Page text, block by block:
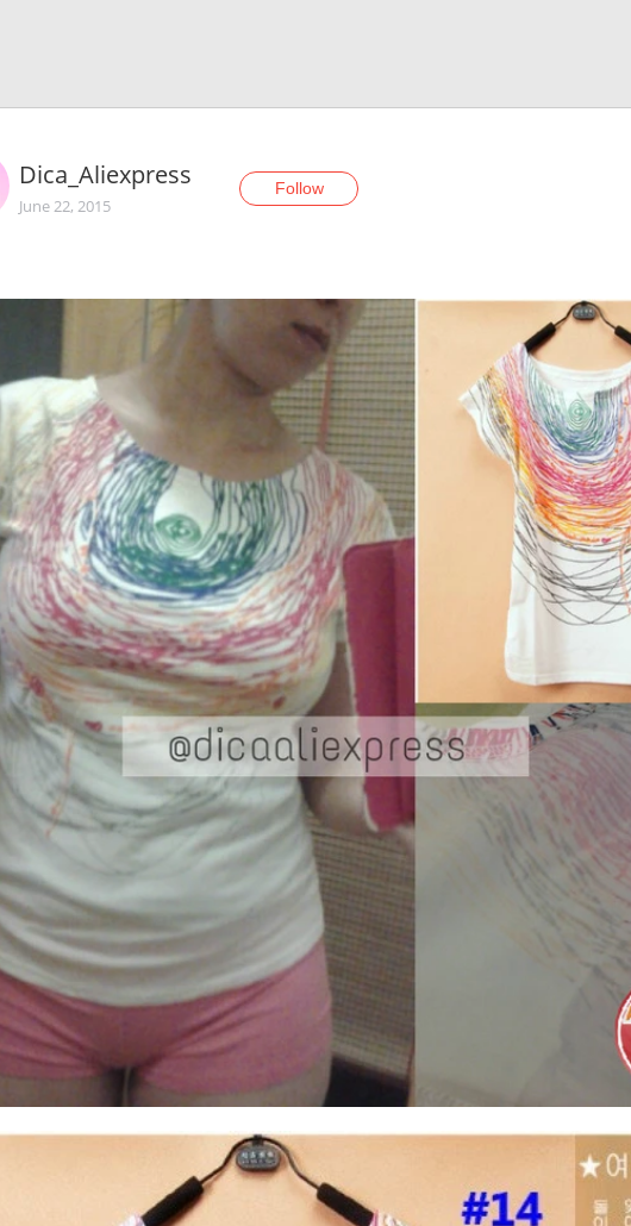
Dica_Aliexpress
June 22, 2015
Follow